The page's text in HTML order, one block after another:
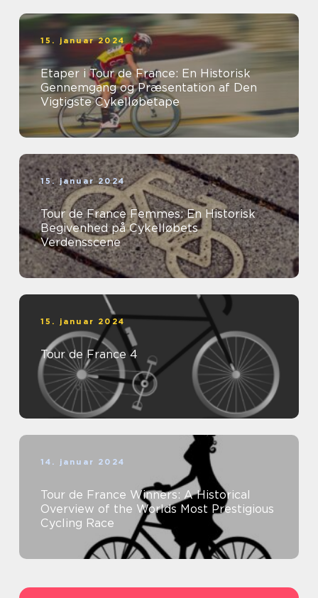
15. januar 2024
Etaper i Tour de France: En Historisk
Gennemgang og Præsentation af Den
Vigtigste Cykelløbetape
15. januar 2024
Tour de France Femmes: En Historisk
Begivenhed på Cykelløbets
Verdensscene
15. januar 2024
Tour de France 4
14. januar 2024
Tour de France Winners: A Historical
Overview of the Worlds Most Prestigious
Cycling Race